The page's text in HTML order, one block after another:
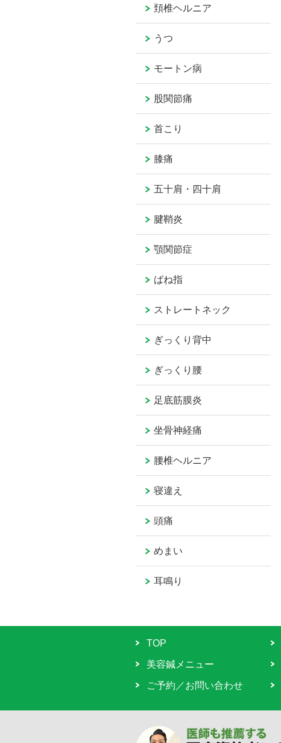
頚椎ヘルニア
うつ
モートン病
股関節痛
首こり
膝痛
五十肩・四十肩
腱鞘炎
顎関節症
ばね指
ストレートネック
ぎっくり背中
ぎっくり腰
足底筋膜炎
坐骨神経痛
腰椎ヘルニア
寝違え
頭痛
めまい
耳鳴り
TOP
美容鍼メニュー
ご予約／お問い合わせ